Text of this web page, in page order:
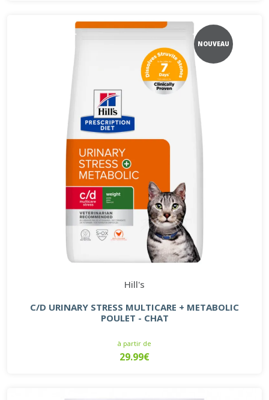
NOUVEAU
Hill's
C/D URINARY STRESS MULTICARE + METABOLIC
POULET - CHAT
à partir de
29.99€